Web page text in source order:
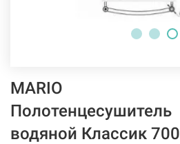
MARIO
Полотенцесушитель
водяной Классик 700